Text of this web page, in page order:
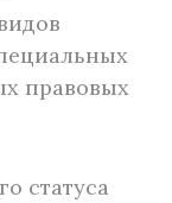
правовых
статуса